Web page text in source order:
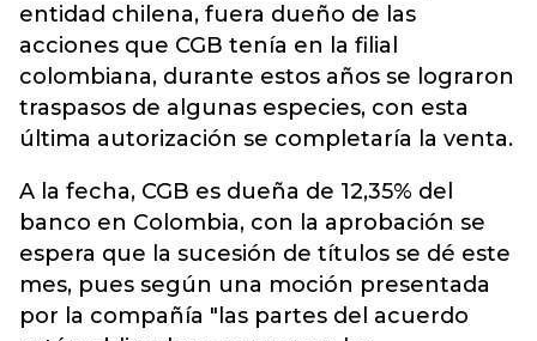
entidad chilena, fuera dueño de las
acciones que CGB tenía en la filial
colombiana, durante estos años se lograron
traspasos de algunas especies, con esta
última autorización se completaría la venta.
A la fecha, CGB es dueña de 12,35% del
banco en Colombia, con la aprobación se
espera que la sucesión de títulos se dé este
mes, pues según una moción presentada
por la compañía "las partes del acuerdo